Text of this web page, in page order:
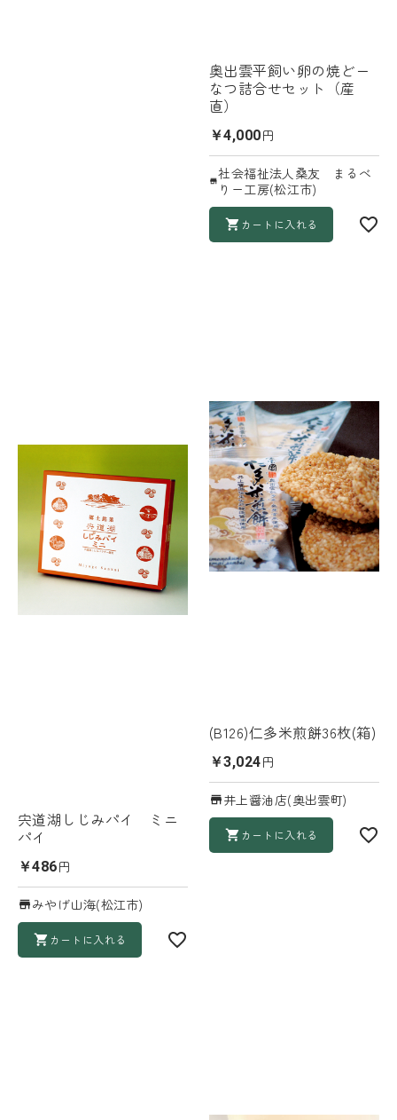
奥出雲平飼い卵の焼どー
なつ詰合せセット（産
直）
￥4,000円
社会福祉法人桑友 まるべ
りー工房(松江市)
カートに入れる
宍道湖しじみパイ ミニ
パイ
￥486円
みやげ山海(松江市)
カートに入れる
(B126)仁多米煎餅36枚(箱)
￥3,024円
井上醤油店(奥出雲町)
カートに入れる